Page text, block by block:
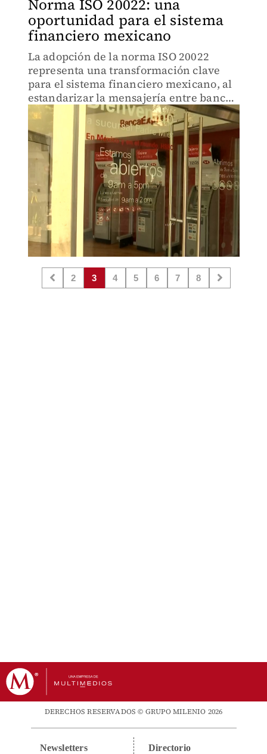
Norma ISO 20022: una
oportunidad para el sistema
financiero mexicano
La adopción de la norma ISO 20022
representa una transformación clave
para el sistema financiero mexicano, al
estandarizar la mensajería entre bancos
y aumentar la eficiencia, transparencia
y seguridad en las transacciones
nacionales e internacionale
2 3 4 5 6 7 8
DERECHOS RESERVADOS © GRUPO MILENIO 2026
Newsletters Directorio